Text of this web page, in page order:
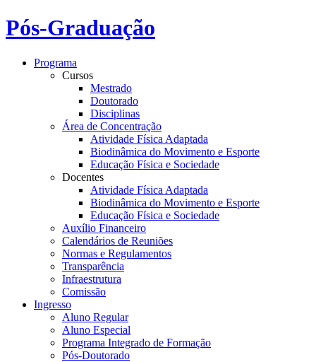
Pós-Graduação
Programa
Cursos
Mestrado
Doutorado
Disciplinas
Área de Concentração
Atividade Física Adaptada
Biodinâmica do Movimento e Esporte
Educação Física e Sociedade
Docentes
Atividade Física Adaptada
Biodinâmica do Movimento e Esporte
Educação Física e Sociedade
Auxílio Financeiro
Calendários de Reuniões
Normas e Regulamentos
Transparência
Infraestrutura
Comissão
Ingresso
Aluno Regular
Aluno Especial
Programa Integrado de Formação
Pós-Doutorado